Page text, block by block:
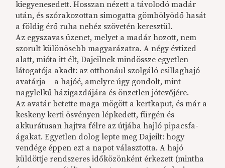
kiegyenesedett. Hosszan nézett a távolodó madár
után, és szórakozottan simogatta gömbölyödő hasát
a földig érő ruha nehéz szövetén keresztül.
Az egyszavas üzenet, melyet a madár hozott, nem
szorult különösebb magyarázatra. A négy évtized
alatt, mióta itt élt, Dajeilnek mindössze egyetlen
látogatója akadt: az otthonául szolgáló csillaghajó
avatárja – a hajóé, amelyre úgy gondolt, mint
nagylelkű házigazdájára és önzetlen jótevőjére.
Az avatár betette maga mögött a kertkaput, és már a
keskeny kerti ösvényen lépkedett, fürgén és
akkurátusan hajtva félre az útjába hajló pipacsfa-
ágakat. Egyetlen dolog lepte meg Dajeilt: hogy
vendége éppen ezt a napot választotta. A hajó
küldöttje rendszeres időközönként érkezett (mintha